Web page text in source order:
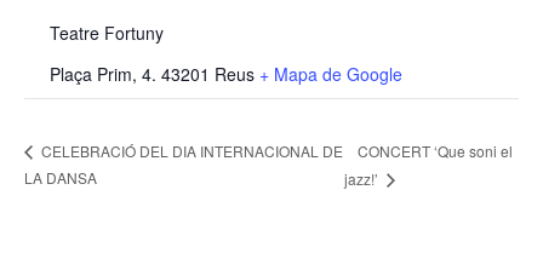
Teatre Fortuny
Plaça Prim, 4. 43201 Reus + Mapa de Google
CELEBRACIÓ DEL DIA INTERNACIONAL DE
LA DANSA
CONCERT ‘Que soni el
jazz!’